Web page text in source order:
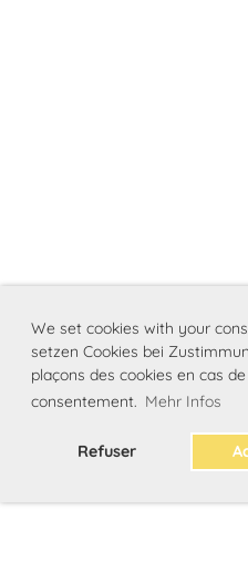
We set cookies with your
setzen Cookies bei
plaçons des cookies en cas de
consentement. Mehr Infos
Refuser